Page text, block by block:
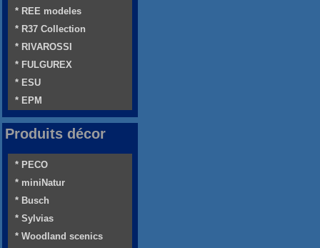
* REE modeles
* R37 Collection
* RIVAROSSI
* FULGUREX
* ESU
* EPM
Produits décor
* PECO
* miniNatur
* Busch
* Sylvias
* Woodland scenics